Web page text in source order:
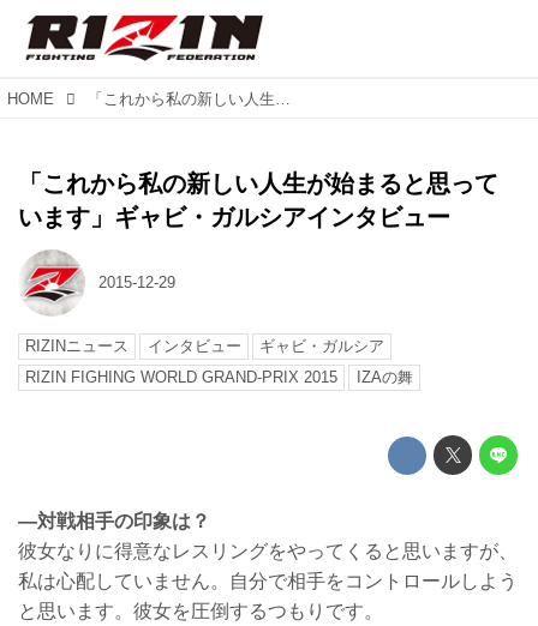
HOME 「これから私の新しい人生が始まると思っています」ギャビ・ガルシアインタビュー
「これから私の新しい人生が始まると思って
います」ギャビ・ガルシアインタビュー
2015-12-29
RIZINニュース インタビュー
ギャビ・ガルシア
RIZIN FIGHING WORLD GRAND-PRIX 2015
IZAの舞
—対戦相手の印象は？
彼女なりに得意なレスリングをやってくると思いますが、
私は心配していません。自分で相手をコントロールしよう
と思います。彼女を圧倒するつもりです。